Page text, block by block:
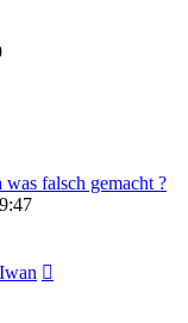
falsch gemacht ?